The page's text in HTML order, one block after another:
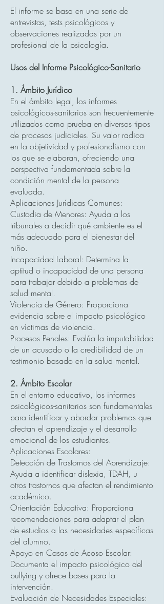
El informe se basa en una serie de
entrevistas, tests psicológicos y
observaciones realizadas por un
profesional de la psicología.
Usos del Informe Psicológico-Sanitario
1. Ámbito Jurídico
En el ámbito legal, los informes
psicológicos-sanitarios son frecuentemente
utilizados como prueba en diversos tipos
de procesos judiciales. Su valor radica
en la objetividad y profesionalismo con
los que se elaboran, ofreciendo una
perspectiva fundamentada sobre la
condición mental de la persona
evaluada.
Aplicaciones Jurídicas Comunes:
Custodia de Menores: Ayuda a los
tribunales a decidir qué ambiente es el
más adecuado para el bienestar del
niño.
Incapacidad Laboral: Determina la
aptitud o incapacidad de una persona
para trabajar debido a problemas de
salud mental.
Violencia de Género: Proporciona
evidencia sobre el impacto psicológico
en víctimas de violencia.
Procesos Penales: Evalúa la imputabilidad
de un acusado o la credibilidad de un
testimonio basado en la salud mental.
2. Ámbito Escolar
En el entorno educativo, los informes
psicológicos-sanitarios son fundamentales
para identificar y abordar problemas que
afectan el aprendizaje y el desarrollo
emocional de los estudiantes.
Aplicaciones Escolares:
Detección de Trastornos del Aprendizaje:
Ayuda a identificar dislexia, TDAH, u
otros trastornos que afectan el rendimiento
académico.
Orientación Educativa: Proporciona
recomendaciones para adaptar el plan
de estudios a las necesidades específicas
del alumno.
Apoyo en Casos de Acoso Escolar:
Documenta el impacto psicológico del
bullying y ofrece bases para la
intervención.
Evaluación de Necesidades Especiales: